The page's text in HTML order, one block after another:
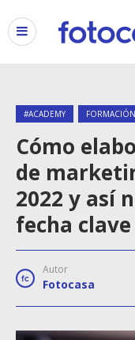
#ACADEMY FORMACIÓN
Cómo
de
2022 y así
fecha clave
Autor
Fotocasa